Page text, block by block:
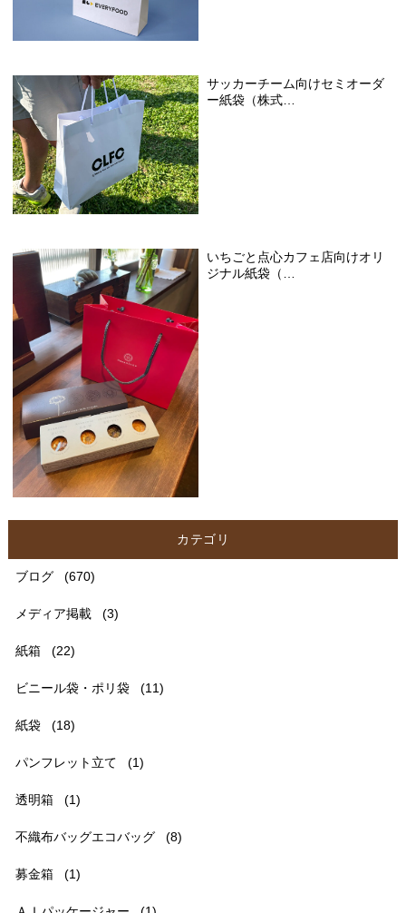
サッカーチーム向けセミオーダ
ー紙袋（株式…
いちごと点心カフェ店向けオリ
ジナル紙袋（…
カテゴリ
ブログ (670)
メディア掲載 (3)
紙箱 (22)
ビニール袋・ポリ袋 (11)
紙袋 (18)
パンフレット立て (1)
透明箱 (1)
不織布バッグエコバッグ (8)
募金箱 (1)